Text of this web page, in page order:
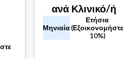
ανά Κλινικό/ή
Μηνιαία
Ετήσια
(Εξοικονομήστε
10%)